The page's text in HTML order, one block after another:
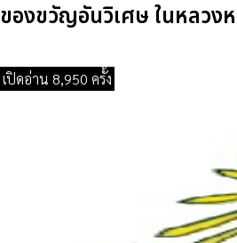
ของขวัญอันวิเศษ ในหลวง
เปิดอ่าน 8,950 ครั้ง